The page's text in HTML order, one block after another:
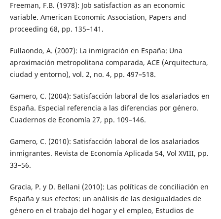
Freeman, F.B. (1978): Job satisfaction as an economic
variable. American Economic Association, Papers and
proceeding 68, pp. 135–141.
Fullaondo, A. (2007): La inmigración en España: Una
aproximación metropolitana comparada, ACE (Arquitectura,
ciudad y entorno), vol. 2, no. 4, pp. 497–518.
Gamero, C. (2004): Satisfacción laboral de los asalariados en
España. Especial referencia a las diferencias por género.
Cuadernos de Economía 27, pp. 109–146.
Gamero, C. (2010): Satisfacción laboral de los asalariados
inmigrantes. Revista de Economía Aplicada 54, Vol XVIII, pp.
33–56.
Gracia, P. y D. Bellani (2010): Las políticas de conciliación en
España y sus efectos: un análisis de las desigualdades de
género en el trabajo del hogar y el empleo, Estudios de